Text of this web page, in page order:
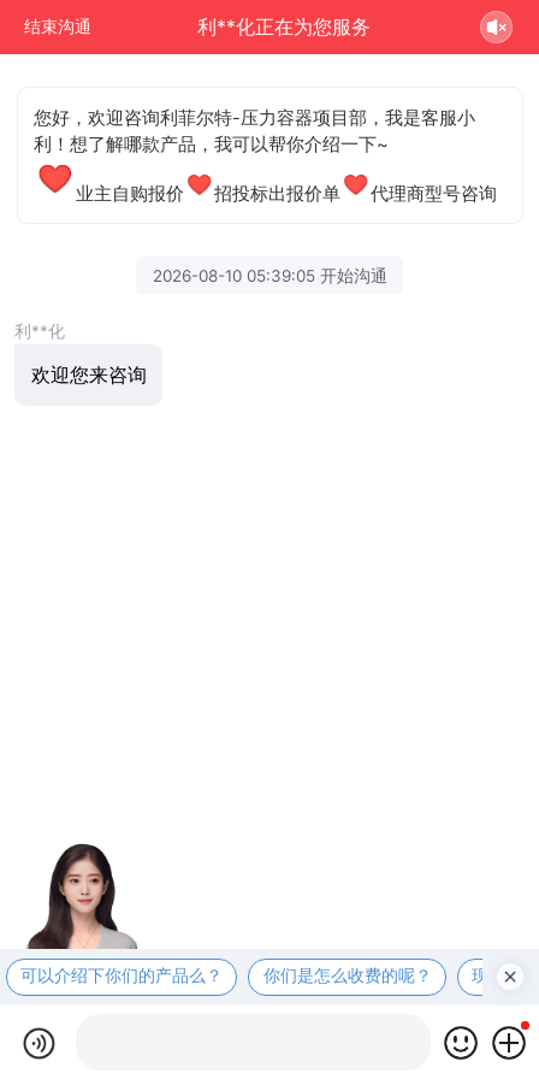
结束沟通 利**化正在为您服务
您好，欢迎咨询利菲尔特-压力容器项目部，我是客服小
利！想了解哪款产品，我可以帮你介绍一下~
业主自购报价 招投标出报价单 代理商型号咨询
2026-08-10 05:39:05 开始沟通
利**化
欢迎您来咨询
可以介绍下你们的产品么？ 你们是怎么收费的呢？ 现在有